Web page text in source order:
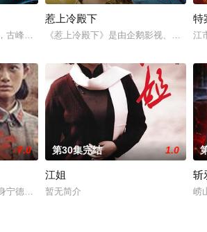
善良。罗怡平跟唱小生的陈依在台上是搭档、
古峰成为了女魔头董事长韩颜敏的助理，过上了
惹上冷殿下
《惹上冷殿下》是由企鹅影视、莱可
特
江
了京城古董界的各位大佬，就在五脉陷入危机
7.0
宁德望门的蔡泽鏛前往上海同济大学读书，并
第30集完结 1.0
江姐
暂无简介
斩
崂